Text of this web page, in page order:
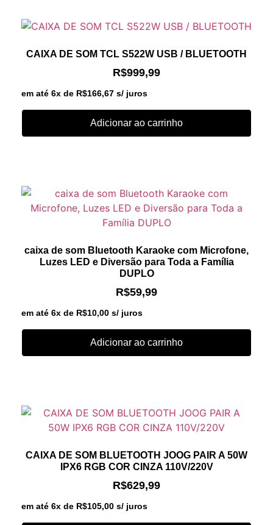
CAIXA DE SOM TCL S522W USB / BLUETOOTH
R$999,99
em até 6x de R$166,67 s/ juros
Adicionar ao carrinho
caixa de som Bluetooth Karaoke com Microfone,
Luzes LED e Diversão para Toda a Família
DUPLO
R$59,99
em até 6x de R$10,00 s/ juros
Adicionar ao carrinho
CAIXA DE SOM BLUETOOTH JOOG PAIR A 50W
IPX6 RGB COR CINZA 110V/220V
R$629,99
em até 6x de R$105,00 s/ juros